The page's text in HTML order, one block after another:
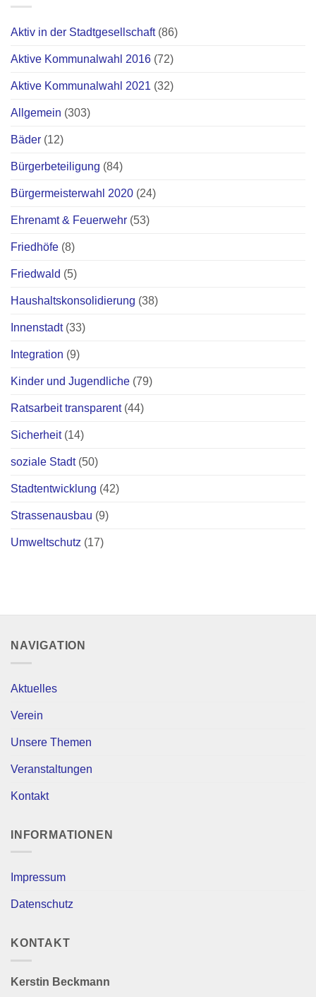
Aktiv in der Stadtgesellschaft(86)
Aktive Kommunalwahl 2016 (72)
Aktive Kommunalwahl 2021 (32)
Allgemein (303)
Bäder (12)
Bürgerbeteiligung (84)
Bürgermeisterwahl 2020 (24)
Ehrenamt & Feuerwehr (53)
Friedhöfe (8)
Friedwald (5)
Haushaltskonsolidierung (38)
Innenstadt(33)
Integration (9)
Kinder und Jugendliche (79)
Ratsarbeit transparent(44)
Sicherheit(14)
soziale Stadt(50)
Stadtentwicklung (42)
Strassenausbau (9)
Umweltschutz (17)
NAVIGATION
Aktuelles
Verein
Unsere Themen
Veranstaltungen
Kontakt
INFORMATIONEN
Impressum
Datenschutz
KONTAKT
Kerstin Beckmann